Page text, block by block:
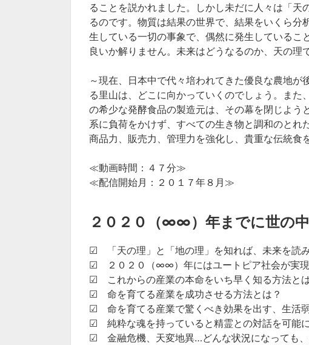
ることを説かれました。しかし未だに人々は「
るのです。物質は結果の世界で、結果をいくら
生している一切の事象で、偶然に発生している
良いか解りません。未来はどうなるのか、天の
～現在、日本中で代々培われてきた優良な農地
る里山は、どこに向かっていくのでしょう。ま
の希少な発酵食品の製造元は、その幕を閉じよ
系に負荷をかけず、すべての生き物と調和のとれ
商品力、販売力、管理力を強化し、貴重な伝統食
≪動画時間：４７分≫
≪配信開始月：２０１７年８月≫
２０２０（∞∞）年までに世の
☑ 「天の理」と「地の理」を知れば、未来を読み
☑ ２０２０（∞∞）年にはユートピア社会が実現
☑ これからの産業の本命をいち早く知る方法と
☑ 命を育てる産業を成功させる方法とは？
☑ 命を育てる産業で驚くべき効果を出す、生活弱
☑ 純粋な魂を持っていると精霊との対話を可能に
☑ 金融危機、天変地異…どんな状況になっても、